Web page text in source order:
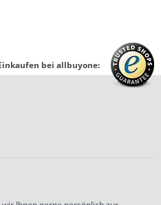
bei allbuyone: